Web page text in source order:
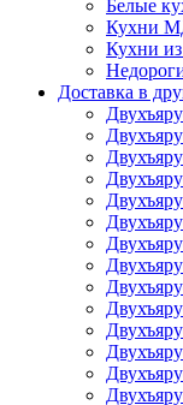
Белые
Кухни
Кухни
Доставка в